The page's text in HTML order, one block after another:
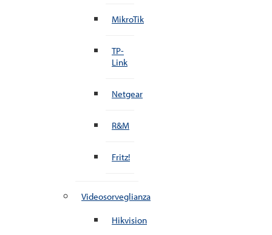
MikroTik
TP-
Link
Netgear
R&M
Fritz!
Videosorveglianza
Hikvision